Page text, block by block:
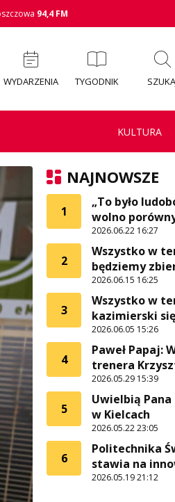
94,4 FM
WYDARZENIA TYGODNIK
KULTURA
NAJNOWSZE
1
„To było
wolno
2026.06.22 16:27
2
Wszystko w
będziemy
2026.06.15 16:25
3
Wszystko w
kazimierski
2026.06.05 15:26
4
Paweł Papaj:
trenera
2026.05.29 15:39
5
Uwielbią
w Kielcach
2026.05.22 23:05
6
Politechnika
stawia na
2026.05.19 21:12